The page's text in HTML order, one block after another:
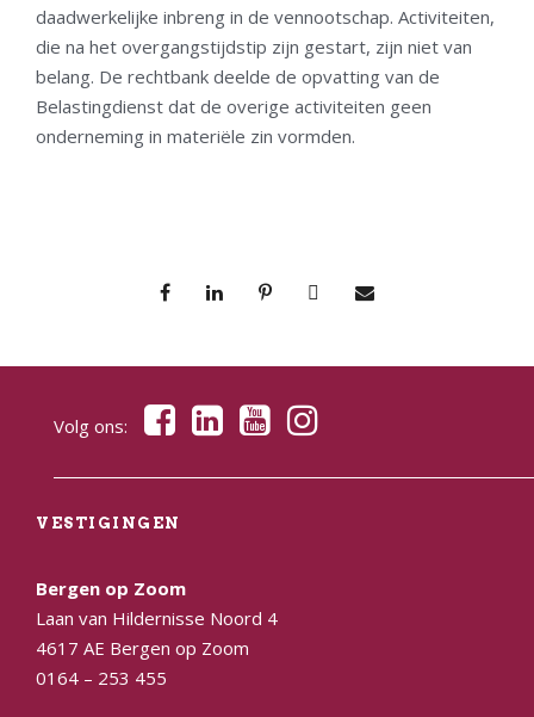
daadwerkelijke inbreng in de vennootschap. Activiteiten,
die na het overgangstijdstip zijn gestart, zijn niet van
belang. De rechtbank deelde de opvatting van de
Belastingdienst dat de overige activiteiten geen
onderneming in materiële zin vormden.
Volg ons:
VESTIGINGEN
Bergen op Zoom
Laan van Hildernisse Noord 4
4617 AE Bergen op Zoom
0164 – 253 455